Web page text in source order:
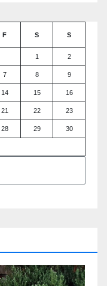
F S S
1 2
7 8 9
14 15 16
21 22 23
28 29 30